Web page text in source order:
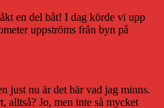
en del båt! I dag körde vi upp
uppströms från byn på
just nu är det här vad jag minns.
alltså? Jo, men inte så mycket